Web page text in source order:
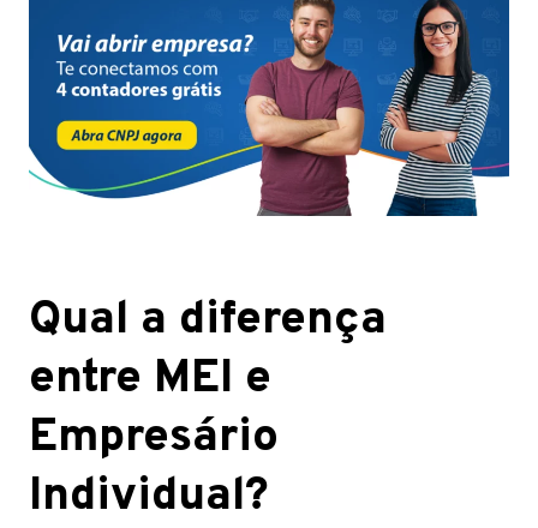
Qual a diferença
entre MEI e
Empresário
Individual?